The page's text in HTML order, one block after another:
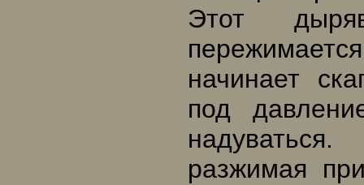
Этот
начинает
под
разжимая